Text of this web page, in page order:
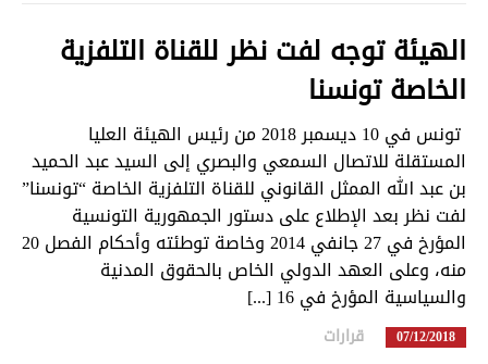
الهيئة توجه لفت نظر للقناة التلفزية
الخاصة تونسنا
تونس في 10 ديسمبر 2018 من رئيس الهيئة العليا
المستقلة للاتصال السمعي والبصري إلى السيد عبد الحميد
بن عبد الله الممثل القانوني للقناة التلفزية الخاصة “تونسنا”
لفت نظر بعد الإطلاع على دستور الجمهورية التونسية
المؤرخ في 27 جانفي 2014 وخاصة توطئته وأحكام الفصل 20
منه، وعلى العهد الدولي الخاص بالحقوق المدنية
والسياسية المؤرخ في 16 [...]
07/12/2018 قرارات